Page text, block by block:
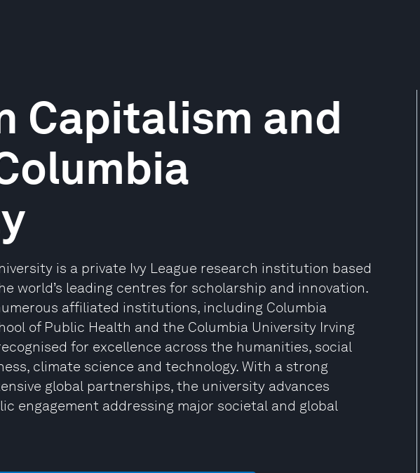
Capitalism and
is a private Ivy League research institution based
world’s leading centres for scholarship and innovation.
affiliated institutions, including Columbia
of Public Health and the Columbia University Irving
for excellence across the humanities, social
climate science and technology. With a strong
global partnerships, the university advances
engagement addressing major societal and global